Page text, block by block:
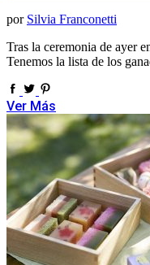
por Silvia Franconetti
Tras la ceremonia de ayer
Tenemos la lista de los
Ver Más